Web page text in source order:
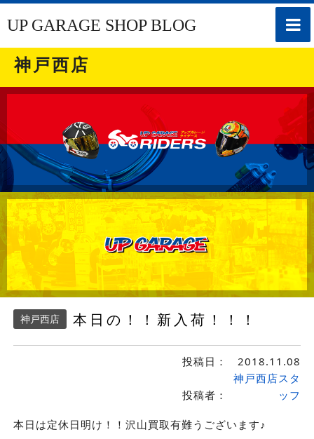
toggle
UP GARAGE SHOP BLOG
神戸西店
神戸西店 本日の！！新入荷！！！
投稿日： 2018.11.08
投稿者：
神戸西店スタ
ッフ
本日は定休日明け！！沢山買取有難うございます♪